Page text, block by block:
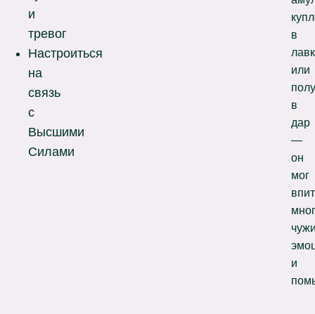
и
тревог
Настроиться
на
связь
с
Высшими
Силами
в
или
в
дар
—
он
мог
и